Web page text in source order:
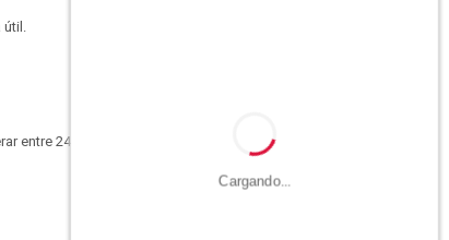
entre 24 y 48
Cargando...